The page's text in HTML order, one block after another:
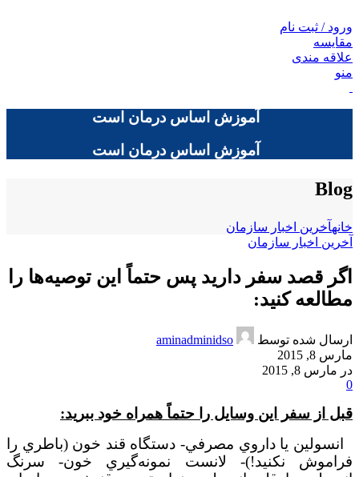
ورود / ثبت نام
مقايسه
علاقه مندی
منو
آموزش اساس درمان است
آموزش اساس درمان است
Blog
خانهآخرین اخبار سازمان
آخرین اخبار سازمان
اگر قصد سفر داريد پس حتماً اين توصيه‌ها را
مطالعه كنيد:
ارسال شده توسط
aminadminidso
مارس 8, 2015
در مارس 8, 2015
0
قبل از سفر اين وسايل را حتماً همراه خود ببريد:
انسولين يا داروي مصرفي- دستگاه قند خون (باطري را
فراموش نكنيد!)- لانست نمونهگيري خون- سرنگ